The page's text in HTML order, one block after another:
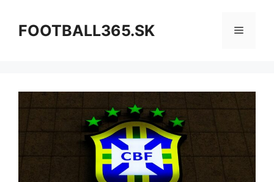
obsahFOOTBALL365.SK Menu